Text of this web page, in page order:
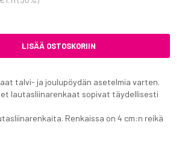
LISÄÄ OSTOSKORIIN
talvi- ja joulupöydän asetelmia varten.
lautasliinarenkaat sopivat täydellisesti
Renkaissa on 4 cm:n reikä